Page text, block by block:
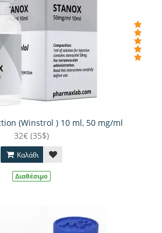
(Winstrol ) 10 ml, 50 mg/ml
32€ (35$)
Καλάθι
Διαθέσιμο